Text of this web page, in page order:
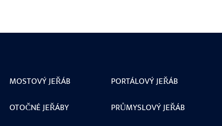
MOSTOVÝ JEŘÁB
PORTÁLOVÝ JEŘÁB
OTOČNÉ JEŘÁBY
PRŮMYSLOVÝ JEŘÁB